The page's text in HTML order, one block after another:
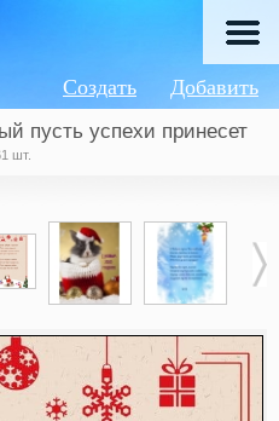
Добавить
Создать
пусть успехи принесет
шт.